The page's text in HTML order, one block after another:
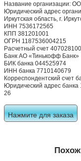
Название организации:
Юридический адрес
Иркутская область, г.
ИНН 7536172565
КПП 381201001
ОГРН 1187536004215
Расчетный счет
Банк АО «Тинькофф Банк»
БИК банка 044525974
ИНН банка 7710140679
Корреспондентский счет
Юридический адрес банка
26
Нажмите для заказа